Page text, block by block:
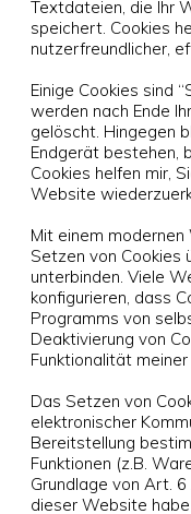
Textdateien, die Ihr
speichert. Cookies
nutzerfreundlicher,
Einige Cookies sind
werden nach Ende
gelöscht. Hingegen
Endgerät bestehen,
Cookies helfen mir,
Website
Mit einem
Setzen von Cookies
unterbinden. Viele
konfigurieren, dass
Programms von
Deaktivierung von
Funktionalität
Das Setzen von
elektronischer
Bereitstellung
Funktionen (z.B.
Grundlage von Art.
dieser Website